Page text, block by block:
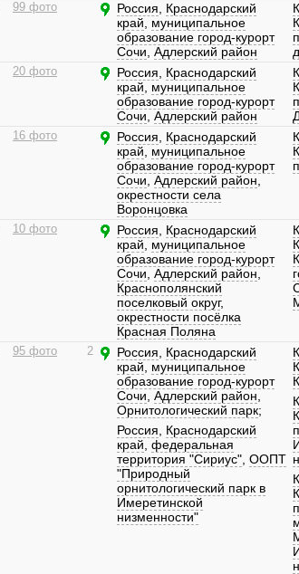
99 фото Россия
Краснодарский
край
муниципальное
образование город-курорт
Сочи Адлерский район
20 фото Россия
Краснодарский
край
муниципальное
образование город-курорт
Сочи Адлерский район
16 фото Россия
Краснодарский
край
муниципальное
образование город-курорт
Сочи Адлерский район
окрестности села
Воронцовка
10 фото Россия
Краснодарский
край
муниципальное
образование город-курорт
Сочи Адлерский район
Краснополянский
поселковый округ,
окрестности посёлка
Красная Поляна
95 фото 2 Россия
Краснодарский
край
муниципальное
образование город-курорт
Сочи Адлерский район
Орнитологический парк;
Россия
Краснодарский
край федеральная
территория "Сириус" ООПТ
"Природный
орнитологический парк в
Имеретинской
низменности"